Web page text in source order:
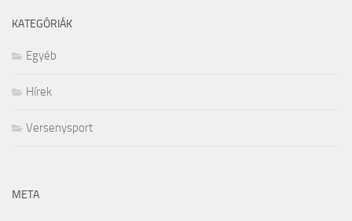
KATEGÓRIÁK
Egyéb
Hírek
Versenysport
META